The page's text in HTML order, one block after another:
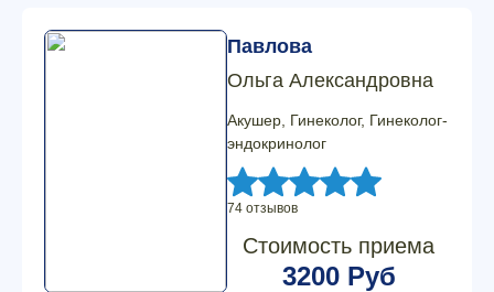
Павлова
Ольга Александровна
Акушер, Гинеколог, Гинеколог-
эндокринолог
74 отзывов
Стоимость приема
3200 Руб